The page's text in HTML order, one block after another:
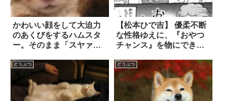
かわいい顔をして大迫力
のあくびをするハムスタ
ー。そのまま「スヤァ」
ン
【松本ひで吉】 優柔不断
な性格ゆえに、『おやつ
チャンス』を物にできな
がすぎる！！
どうぶつ どうぶつ